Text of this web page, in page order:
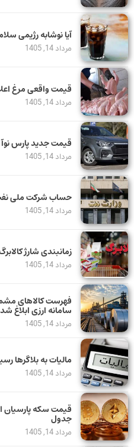
آیا نوشابه رژیمی
مرداد 14, 1405
قیمت واقعی مرغ
مرداد 14, 1405
قیمت جدید پارس
مرداد 14, 1405
حساب‌ شرکت ملی
مرداد 14, 1405
زمانبندی شارژ
مرداد 14, 1405
فهرست کالاهای
سامانه ارزی ابلاغ شد
مرداد 14, 1405
مالیات به بلاگرها
مرداد 14, 1405
جدول
مرداد 14, 1405